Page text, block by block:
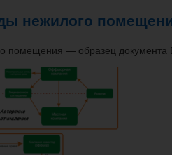
нежилого
помещения — образец